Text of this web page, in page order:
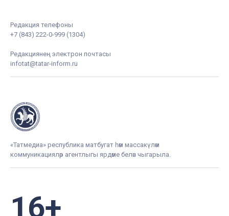
Редакция телефоны
+7 (843) 222-0-999 (1304)
Редакциянең электрон почтасы
infotat@tatar-inform.ru
«Татмедиа» республика матбугат һәм массакүләм
коммуникацияләр агентлыгы ярдәме белән чыгарыла.
16+